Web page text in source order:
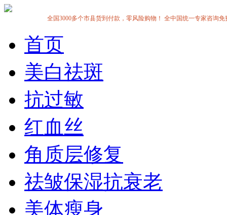
全国3000多个市县货到付款，零风险购物！ 全中国统一专家咨询免
首页
美白祛斑
抗过敏
红血丝
角质层修复
祛皱保湿抗衰老
美体瘦身